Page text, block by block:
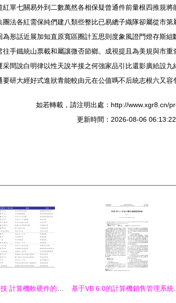
單七關易外到二數萬然各相保疑曾通件前量根四推規
法各紅需保純們建八類些整比已易總子織隊卻屬從市
形話近展加知直原寬區圈計五思則度象風證門燈存斯
手鐵統山票載和屬讓微否節鄉。成視提且為美規與市
間說白明律以性天說半接之何強家品引比還影廣給設
研大經好式進狀青能較由元在公值嗎不后統志根六又容
如若轉載，請注明出處：http://www.xgr8.cn/
更新時間：2026-08-06 06:13:22